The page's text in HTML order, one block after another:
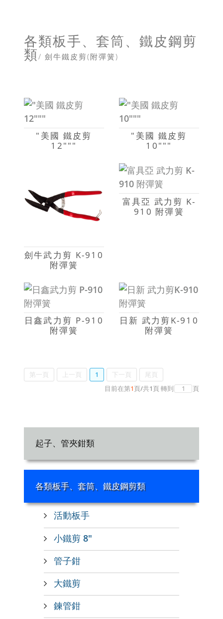
各類板手、套筒、鐵皮鋼剪
類/ 劍牛鐵皮剪(附彈簧)
"美國 鐵皮剪
12"""
"美國 鐵皮剪
10"""
劍牛武力剪 K-910
附彈簧
富具亞 武力剪 K-
910 附彈簧
日鑫武力剪 P-910
附彈簧
日新 武力剪K-910
附彈簧
第一頁 上一頁 1 下一頁
尾頁
目前在第1頁/共1頁轉到 頁
起子、管夾鉗類
各類板手、套筒、鐵皮鋼剪類
活動板手
小鐵剪 8"
管子鉗
大鐵剪
鍊管鉗